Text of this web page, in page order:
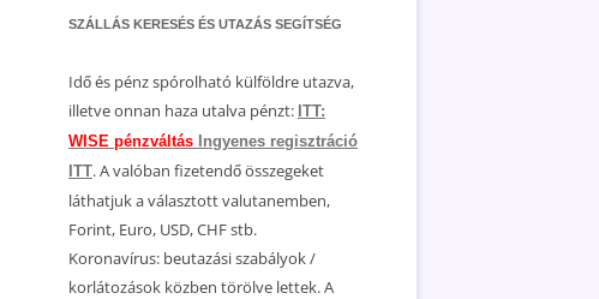
SZÁLLÁS KERESÉS ÉS UTAZÁS SEGÍTSÉG
Idő és pénz spórolható külföldre utazva,
illetve onnan haza utalva pénzt: ITT:
WISE pénzváltás Ingyenes regisztráció
ITT. A valóban fizetendő összegeket
láthatjuk a választott valutanemben,
Forint, Euro, USD, CHF stb.
Koronavírus: beutazási szabályok /
korlátozások közben törölve lettek. A